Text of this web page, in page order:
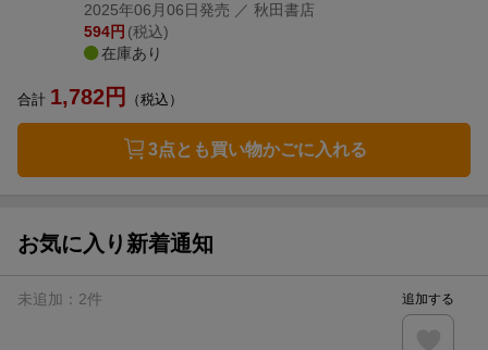
2025年06月06日発売 ／ 秋田書店
594円 (税込)
在庫あり
合計 1,782円 （税込）
3点とも買い物かごに入れる
お気に入り新着通知
未追加： 2件 追加する